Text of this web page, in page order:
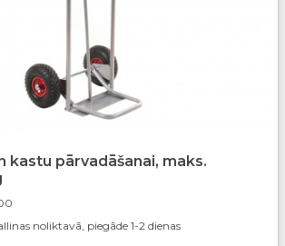
kastu pārvadāšanai, maks.
noliktavā, piegāde 1-2 dienas